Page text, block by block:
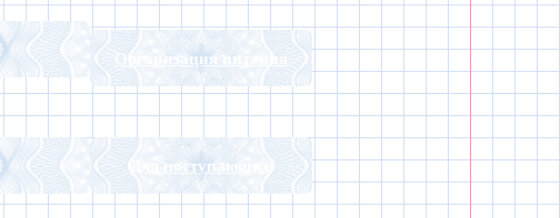
Организация питания
Для поступающих